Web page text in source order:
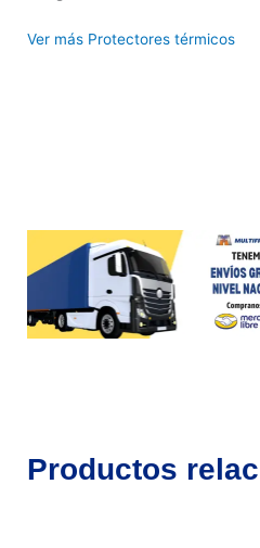
Ver más Protectores térmicos
Productos